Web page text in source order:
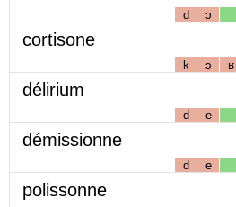
d ɔ
cortisone
k ɔ ʁ
délirium
d e
démissionne
d e
polissonne